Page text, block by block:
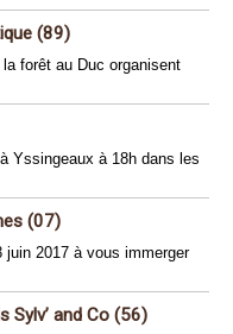
(89)
forêt au Duc organisent
Yssingeaux à 18h dans les
(07)
juin 2017 à vous immerger
Sylv’ and Co (56)